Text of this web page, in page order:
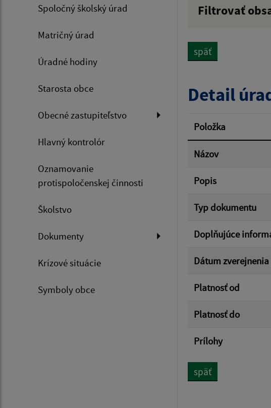
Spoločný školský úrad
Matričný úrad
Úradné hodiny
Starosta obce
Obecné zastupiteľstvo
Hlavný kontrolór
Oznamovanie
protispoločenskej činnosti
Školstvo
Dokumenty
Krízové situácie
Symboly obce
Filtrovať
Filtrovať
späť
Detail
Položka
Názov
Popis
Typ dokumentu
Doplňujúce
Dátum zverejnenia
Platnosť od
Platnosť do
Prílohy
späť